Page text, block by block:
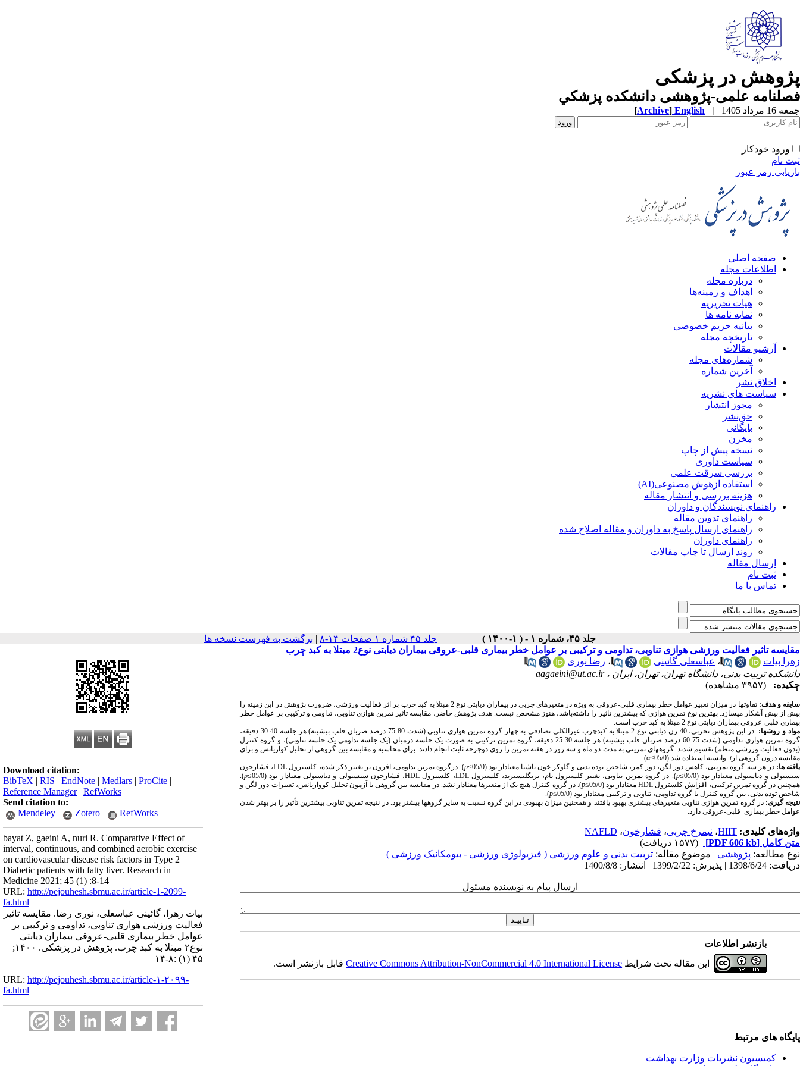
پژوهش در پزشکی
فصلنامه علمی-پژوهشی دانشکده پزشکي
جمعه 16 مرداد 1405 |
English
[Archive]
ورود خودکار
ثبت نام
بازیابی رمز عبور
صفحه اصلی
اطلاعات مجله
درباره مجله
اهداف و زمینه‌ها
هیات تحریریه
نمایه نامه ها
بیانیه حریم خصوصی
تاریخچه مجله
آرشیو مقالات
شماره‌های مجله
آخرین شماره
اخلاق نشر
سیاست های نشریه
مجوز انتشار
حق‌نشر
بایگانی
مخزن
نسخه پیش از چاپ
سیاست داوری
بررسی سرقت علمی
استفاده ازهوش مصنوعی(AI)
هزینه بررسی و انتشار مقاله
راهنمای نویسندگان و داوران
راهنمای تدوین مقاله
راهنمای ارسال پاسخ به داوران و مقاله اصلاح شده
راهنمای داوران
روند ارسال تا چاپ مقالات
ارسال مقاله
ثبت نام
تماس با ما
جلد ۴۵، شماره ۱ - ( ۱-۱۴۰۰ ) جلد ۴۵ شماره ۱ صفحات ۱۴-۸ | برگشت به فهرست نسخه ها
Download citation:
BibTeX | RIS | EndNote | Medlars | ProCite |
Reference Manager| RefWorks
Send citation to:
Mendeley
Zotero RefWorks
bayat Z, gaeini A, nuri R. Comparative Effect of
interval, continuous, and combined aerobic exercise
on cardiovascular disease risk factors in Type 2
Diabetic patients with fatty liver. Research in
Medicine 2021; 45 (1) :8-14
URL: http://pejouhesh.sbmu.ac.ir/article-1-2099-
fa.html
بیات زهرا، گائینی عباسعلی، نوری رضا. مقایسه تاثیر
فعالیت ورزشی هوازی تناوبی، تداومی و ترکیبی بر
عوامل خطر بیماری قلبی-عروقی بیماران دیابتی
نوع۲ مبتلا به کبد چرب. پژوهش در پزشکی. ۱۴۰۰;
۴۵ (۱) :۸-۱۴
URL: http://pejouhesh.sbmu.ac.ir/article-۱-۲۰۹۹-
fa.html
مقایسه تاثیر فعالیت ورزشی هوازی تناوبی، تداومی و ترکیبی بر عوامل خطر بیماری قلبی-عروقی بیماران دیابتی نوع2 مبتلا به کبد چرب
زهرا بیات
، عباسعلی گائینی ، رضا نوری
دانشکده تربیت بدنی، دانشگاه تهران، تهران، ایران ،aagaeini@ut.ac.ir
چکیده:
(۳۹۵۷ مشاهده)
سابقه و هدف:
تفاوت­ها در میزان تغییر عوامل خطر بیماری قلبی-عروقی به ویژه در متغیرهای چربی در بیماران دیابتی نوع 2 مبتلا به کبد چرب بر اثر فعالیت ورزشی، ضرورت پژوهش در این زمینه را
بیش از پیش آشکار می­سازد. بهترین نوع تمرین هوازی که بیشترین تاثیر را داشتهباشد، هنوز مشخص نیست. هدف پژوهش حاضر، مقایسه تاثیر تمرین هوازی تناوبی، تداومی و ترکیبی بر عوامل خطر
بیماری قلبی-عروقی بیماران دیابتی نوع 2 مبتلا به کبد چرب است.
مواد و روش­ها:
در این پژوهش ­تجربی، 40 زن دیابتی نوع 2 مبتلا به کبدچرب غیرالکلی تصادفی به چهار گروه تمرین هوازی تناوبی (شدت 80-75 درصد ضربان قلب بیشینه) هر جلسه 40-30 دقیقه،
گروه تمرین هوازی تداومی (شدت 75-60 درصد ضربان قلب بیشینه) هر جلسه 30-25 دقیقه، گروه تمرین ترکیبی به صورت یک جلسه درمیان (یک جلسه تداومی-یک جلسه تناوبی)، و گروه کنترل
(بدون فعالیت ورزشی منظم) تقسیم شدند. گروه­های تمرینی به مدت دو ماه و سه روز در هفته تمرین را روی دوچرخه ثابت انجام دادند. برای محاسبه و مقایسه بین گروهی از تحلیل کواریانس و برای
مقایسه درون گروهی ازt وابسته استفاده شد (05/0≥ α
).
یافته­ ها:در هر سه گروه تمرینی، کاهش دور لگن، دور کمر، شاخص توده بدنی و گلوکز خون ناشتا معنادار بود (05/0≥ p). درگروه تمرین تداومی، افزون بر تغییر ذکر شده، کلسترول LDL، فشارخون
سیستولی و دیاستولی معنادار بود (05/0≥
p). در گروه تمرین تناوبی، تغییر کلسترول تام، تری­گلیسیرید، کلسترولLDL، کلسترول HDL، فشارخون سیستولی و دیاستولی معنادار بود (05/0≥ p
).
همچنین در گروه تمرین ترکیبی، افزایش کلسترول HDLمعنادار بود (05/0≥ p). در گروه کنترل هیچ یک از متغیرها معنادار نشد. در مقایسه بین گروهی با آزمون تحلیل کوواریانس، تغییرات دور لگن و
شاخص توده بدنی، بین گروه کنترل با گروه تداومی، تناوبی و ترکیبی معنادار بود (05/0≥
p
).
نتیجه ­گیری: در گروه تمرین هوازی تناوبی متغیرهای بیشتری بهبود یافتند و همچنین میزان بهبودی در این گروه نسبت به سایر گروه­ها بیشتر بود. در نتیجه تمرین تناوبی بیشترین تأثیر را بر بهتر شدن
عوامل خطر بیماری قلبی-عروقی دارد.
واژه‌های کلیدی: HIIT، نیمرخ چربی، فشارخون، NAFLD
متن کامل [PDF 606 kb]
(۱۵۷۷ دریافت)
نوع مطالعه: پژوهشی | موضوع مقاله: تربیت بدنی و علوم ورزشی ( فیزیولوژی ورزشی - بیومکانیک ورزشی )
دریافت: 1398/6/24 | پذیرش: 1399/2/22 | انتشار: 1400/8/8
ارسال پیام به نویسنده مسئول
بازنشر اطلاعات
این مقاله تحت شرایط Creative Commons Attribution-NonCommercial 4.0 International Licenseقابل بازنشر است.
پایگاه های مرتبط
کمیسیون نشریات وزارت بهداشت